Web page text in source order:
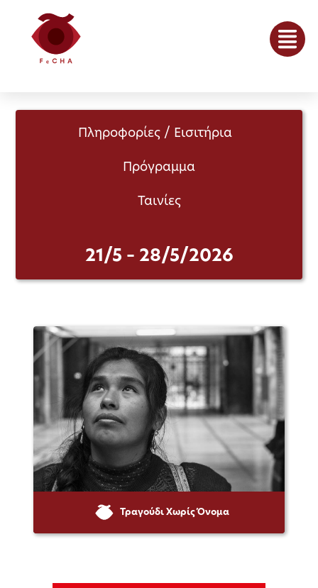
Πληροφορίες / Εισιτήρια
Πρόγραμμα
Ταινίες
21/5 – 28/5/2026
Τραγούδι Χωρίς Όνομα